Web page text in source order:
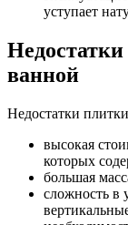
уступает
ванной
Недостатки
высокая
которых
большая
сложность в